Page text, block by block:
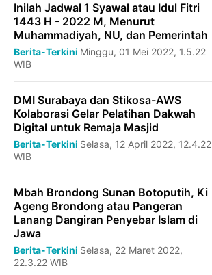
Inilah Jadwal 1 Syawal atau Idul Fitri
1443 H - 2022 M, Menurut
Muhammadiyah, NU, dan Pemerintah
Berita-Terkini Minggu, 01 Mei 2022, 1.5.22
WIB
DMI Surabaya dan Stikosa-AWS
Kolaborasi Gelar Pelatihan Dakwah
Digital untuk Remaja Masjid
Berita-Terkini Selasa, 12 April 2022, 12.4.22
WIB
Mbah Brondong Sunan Botoputih, Ki
Ageng Brondong atau Pangeran
Lanang Dangiran Penyebar Islam di
Jawa
Berita-Terkini Selasa, 22 Maret 2022,
22.3.22 WIB